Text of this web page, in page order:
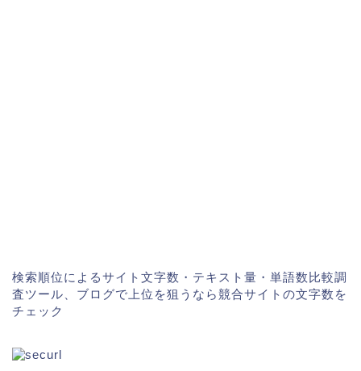
検索順位によるサイト文字数・テキスト量・単語数比較調
査ツール、ブログで上位を狙うなら競合サイトの文字数を
チェック